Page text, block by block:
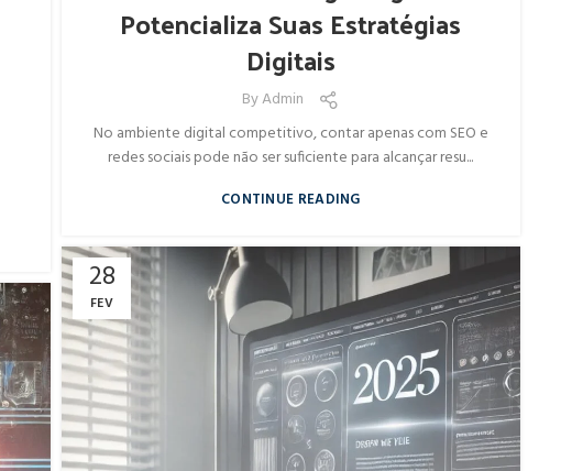
Potencializa Suas Estratégias
Digitais
ByAdmin
No ambiente digital competitivo, contar apenas com SEO e
redes sociais pode não ser suficiente para alcançar resu...
CONTINUE READING
28
FEV